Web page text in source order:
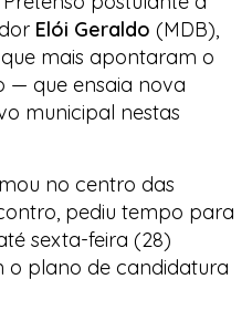
Elói Geraldo (MDB),
mais apontaram o
— que ensaia nova
municipal nestas
no centro das
pediu tempo para
sexta-feira (28)
o plano de candidatura